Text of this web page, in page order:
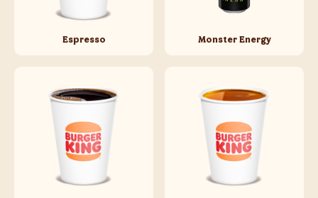
Espresso Monster Energy